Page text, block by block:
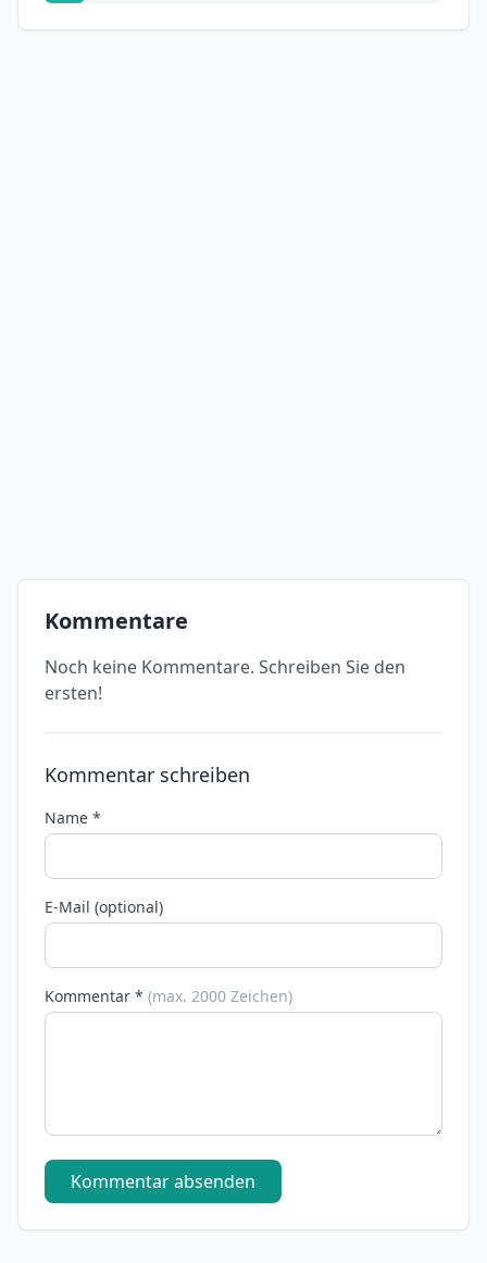
Kommentare
Noch keine Kommentare. Schreiben Sie den
ersten!
Kommentar schreiben
Name *
E-Mail (optional)
Kommentar * (max. 2000 Zeichen)
Kommentar absenden